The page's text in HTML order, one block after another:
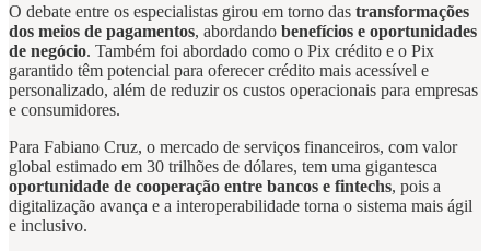
O debate entre os especialistas girou em torno das transformações
dos meios de pagamentos, abordando benefícios e oportunidades
de negócio. Também foi abordado como o Pix crédito e o Pix
garantido têm potencial para oferecer crédito mais acessível e
personalizado, além de reduzir os custos operacionais para empresas
e consumidores.
Para Fabiano Cruz, o mercado de serviços financeiros, com valor
global estimado em 30 trilhões de dólares, tem uma gigantesca
oportunidade de cooperação entre bancos e fintechs, pois a
digitalização avança e a interoperabilidade torna o sistema mais ágil
e inclusivo.